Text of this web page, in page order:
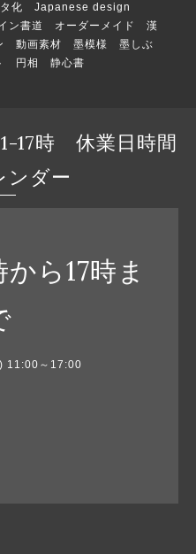
化 Japanese design
ン書道 オーダーメイド 漢
動画素材 墨模様 墨しぶ
円相 静心書
17時 休業日時間
ンダー
ら17時ま
11:00～17:00